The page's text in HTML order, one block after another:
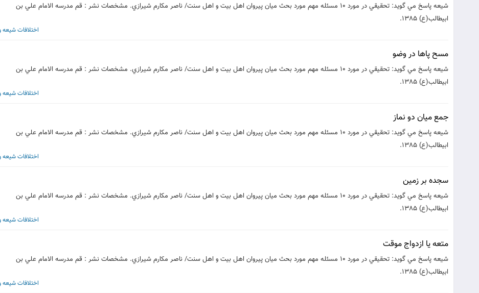
شيعه پاسخ مي گويد: تحقيقي در مورد 10 مسئله مهم مورد بحث ميان پيروان اهل بيت و اهل سنت/ ناصر مكارم شيرازي. مشخصات نشر : قم مدرسه الامام علي بن
ابيطالب(ع) 1385.‮ ‮
اختلافات
مسح پاها در وضو
شيعه پاسخ مي گويد: تحقيقي در مورد 10 مسئله مهم مورد بحث ميان پيروان اهل بيت و اهل سنت/ ناصر مكارم شيرازي. مشخصات نشر : قم مدرسه الامام علي بن
ابيطالب(ع) 1385.‮ ‮
اختلافات
جمع ميان دو نماز
شيعه پاسخ مي گويد: تحقيقي در مورد 10 مسئله مهم مورد بحث ميان پيروان اهل بيت و اهل سنت/ ناصر مكارم شيرازي. مشخصات نشر : قم مدرسه الامام علي بن
ابيطالب(ع) 1385.‮ ‮
اختلافات
سجده بر زمين
شيعه پاسخ مي گويد: تحقيقي در مورد 10 مسئله مهم مورد بحث ميان پيروان اهل بيت و اهل سنت/ ناصر مكارم شيرازي. مشخصات نشر : قم مدرسه الامام علي بن
ابيطالب(ع) 1385.‮ ‮
اختلافات
متعه يا ازدواج موقت
شيعه پاسخ مي گويد: تحقيقي در مورد 10 مسئله مهم مورد بحث ميان پيروان اهل بيت و اهل سنت/ ناصر مكارم شيرازي. مشخصات نشر : قم مدرسه الامام علي بن
ابيطالب(ع) 1385.‮ ‮
اختلافات